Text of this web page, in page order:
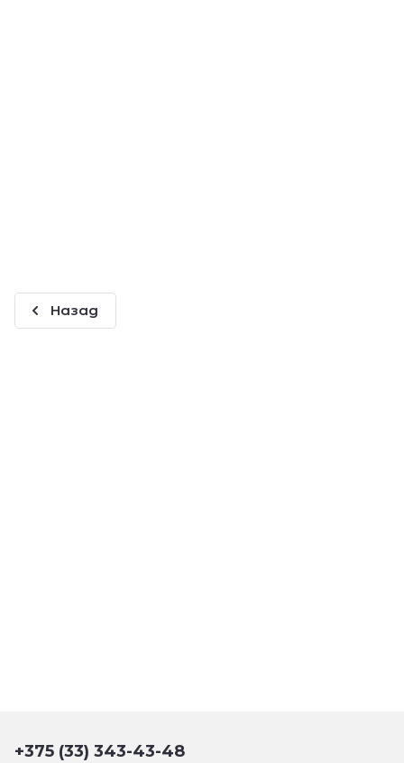
Назад
+375 (33) 343-43-48